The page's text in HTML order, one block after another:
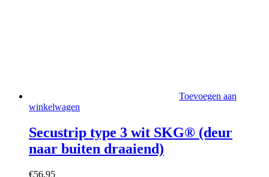
Toevoegen aan
winkelwagen
Secustrip type 3 wit SKG® (deur
naar buiten draaiend)
€56,95